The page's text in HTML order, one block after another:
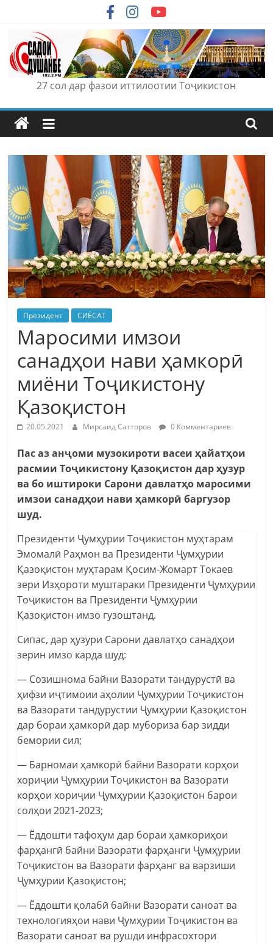
content
27 сол дар фазои иттилоотии Тоҷикистон
Президент СИЁСАТ
Маросими имзои
санадҳои нави ҳамкорӣ
миёни Тоҷикистону
Қазоқистон
20.05.2021 Мирсаид Сатторов 0 Комментариев
Пас аз анҷоми музокироти васеи ҳайатҳои
расмии Тоҷикистону Қазоқистон дар ҳузур
ва бо иштироки Сарони давлатҳо маросими
имзои санадҳои нави ҳамкорӣ баргузор
шуд.
Президенти Ҷумҳурии Тоҷикистон муҳтарам
Эмомалӣ Раҳмон ва Президенти Ҷумҳурии
Қазоқистон муҳтарам Қосим-Жомарт Токаев
зери Изҳороти муштараки Президенти Ҷумҳурии
Тоҷикистон ва Президенти Ҷумҳурии
Қазоқистон имзо гузоштанд.
Сипас, дар ҳузури Сарони давлатҳо санадҳои
зерин имзо карда шуд:
— Созишнома байни Вазорати тандурустӣ ва
ҳифзи иҷтимоии аҳолии Ҷумҳурии Тоҷикистон
ва Вазорати тандурустии Ҷумҳурии Қазоқистон
дар бораи ҳамкорӣ дар мубориза бар зидди
бемории сил;
— Барномаи ҳамкорӣ байни Вазорати корҳои
хориҷии Ҷумҳурии Тоҷикистон ва Вазорати
корҳои хориҷии Ҷумҳурии Қазоқистон барои
солҳои 2021-2023;
— Ёддошти тафоҳум дар бораи ҳамкориҳои
фарҳангӣ байни Вазорати фарҳанги Ҷумҳурии
Тоҷикистон ва Вазорати фарҳанг ва варзиши
Ҷумҳурии Қазоқистон;
— Ёддошти қолабӣ байни Вазорати саноат ва
технологияҳои нави Ҷумҳурии Тоҷикистон ва
Вазорати саноат ва рушди инфрасохтори